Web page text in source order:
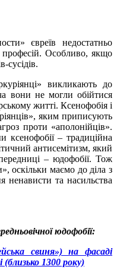
євреїв недостатньо
професій. Особливо, якщо
сусідів.
викликають до
вони не могли обійтися
житті. Ксенофобія і
яким приписують
проти «аполонійців».
ксенофобії – традиційна
антисемітизм, який
– юдофобії. Тож
оскільки маємо до діла з
ненависти та насильства
юдофобії:
свиня») на фасаді
(близько 1300 року)